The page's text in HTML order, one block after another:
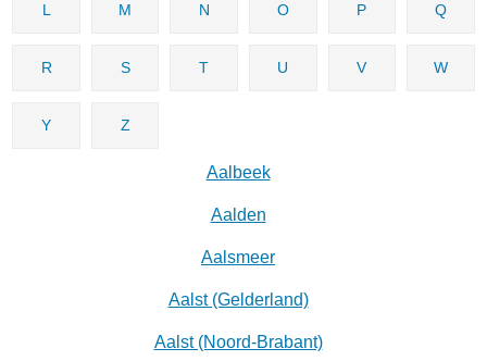
L M N O P Q
R S T U V W
Y Z
Aalbeek
Aalden
Aalsmeer
Aalst (Gelderland)
Aalst (Noord-Brabant)